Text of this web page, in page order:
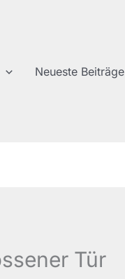
Neueste Beiträge
Tür